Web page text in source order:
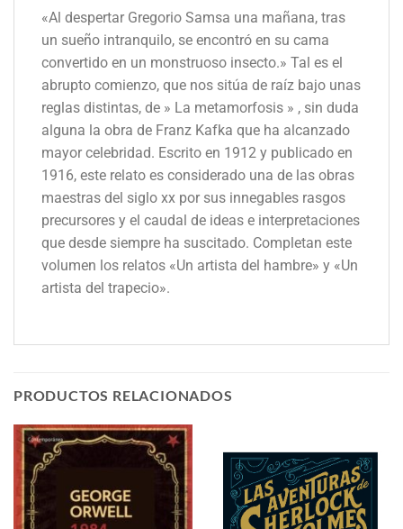
«Al despertar Gregorio Samsa una mañana, tras
un sueño intranquilo, se encontró en su cama
convertido en un monstruoso insecto.» Tal es el
abrupto comienzo, que nos sitúa de raíz bajo unas
reglas distintas, de » La metamorfosis » , sin duda
alguna la obra de Franz Kafka que ha alcanzado
mayor celebridad. Escrito en 1912 y publicado en
1916, este relato es considerado una de las obras
maestras del siglo xx por sus innegables rasgos
precursores y el caudal de ideas e interpretaciones
que desde siempre ha suscitado. Completan este
volumen los relatos «Un artista del hambre» y «Un
artista del trapecio».
PRODUCTOS RELACIONADOS